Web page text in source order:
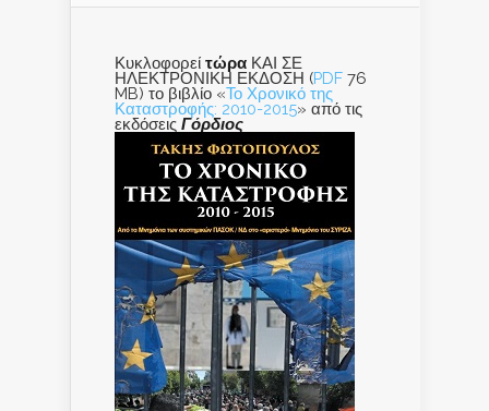
Κυκλοφορεί τώρα ΚΑΙ ΣΕ
ΗΛΕΚΤΡΟΝΙΚΗ ΕΚΔΟΣΗ (PDF 76
MB) το βιβλίο «Το Χρονικό της
Καταστροφής: 2010-2015» από τις
εκδόσεις Γόρδιος